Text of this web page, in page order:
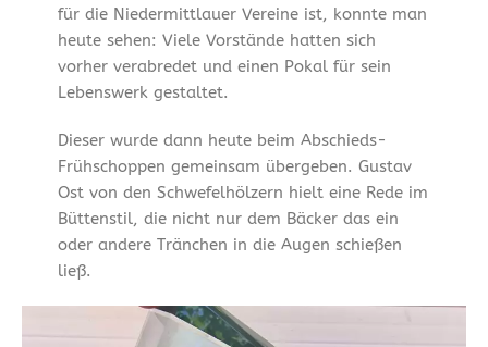
für die Niedermittlauer Vereine ist, konnte man
heute sehen: Viele Vorstände hatten sich
vorher verabredet und einen Pokal für sein
Lebenswerk gestaltet.
Dieser wurde dann heute beim Abschieds-
Frühschoppen gemeinsam übergeben. Gustav
Ost von den Schwefelhölzern hielt eine Rede im
Büttenstil, die nicht nur dem Bäcker das ein
oder andere Tränchen in die Augen schießen
ließ.